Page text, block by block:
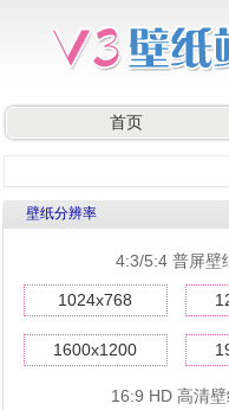
首页
壁纸分辨率
4:3/5:4 普屏壁
1024x768
1600x1200
16:9 HD 高清